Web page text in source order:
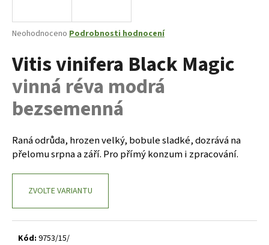
Průměrné
produktu
je
z
5
hvězdiček.
Neohodnoceno Podrobnosti hodnocení
Vitis vinifera Black Magic
vinná réva modrá
bezsemenná
Raná odrůda, hrozen velký, bobule sladké, dozrává na
přelomu srpna a září. Pro přímý konzum i zpracování.
ZVOLTE VARIANTU
Kód: 9753/15/
j
t
?
HLEDAT
o
p
o